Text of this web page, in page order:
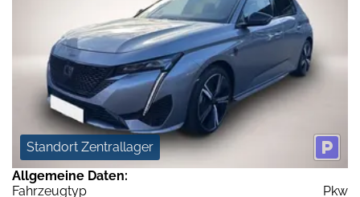
Standort Zentrallager
Allgemeine Daten:
Fahrzeugtyp
Pkw